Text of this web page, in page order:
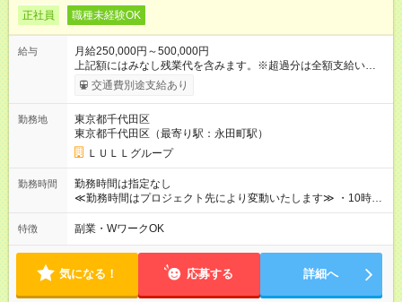
正社員 職種未経験OK
給与
月給250,000円～500,000円
上記額にはみなし残業代を含みます。※超過分は全額支給いたし
ます。 みなし残業代 21,675円／月 みなし残業時間 12時間／月 -
------------------------------------------------------- ≪経験者の方は以下と
万円～＋業績賞与＋交通費＋各種手当 ※固定残業代（30時間/6
万6，610円分）を含む。超過分は追加支給いたします 能力やス
キルを考慮し初任給を決定。経験者の方は前給考慮も可能で
す！ ◎昇給年1回（研修終了後） ◎賞与年2回（2月・8月）＋業
績賞与あり ◤スキルアップも、収入アップも。◢ 入社後の成長
や頑張りは、しっかり給与で還元しています。 実際にほぼ全員
上アップした社員も。 エンジニアへの還元率は業界高水準の
87％。 スキルを磨いた分だけ、収入アップも目指せる環境で
す！ 【試用期間】試用期間あり 試用期間の長さ：6ヶ月 ※ 雇用
形態と給与に、本採用時と異なる部分があります。 雇用形態：
中途採用（契約社員） 給与：月給 230,000円以上 上記額にはみ
なし残業代を含みます。※超過分は全額支給いたします。 みな
交通費別途支給あり
勤務地
東京都千代田区
東京都千代田区（最寄り駅：永田町駅）
ＬＵＬＬグループ
勤務時間
勤務時間は指定なし
≪勤務時間はプロジェクト先により変動いたします≫ ・10時00
分～19時00分（休憩1時間） ・9時00分～18時00分（休憩1時
間） ＼平日夜も、ちゃんと「自分時間」がつくれます／ 残業は
やサウナなど、 趣味の時間を楽しむ社員も多くいます◎
特徴 副業・WワークOK
気になる！ 応募する 詳細へ